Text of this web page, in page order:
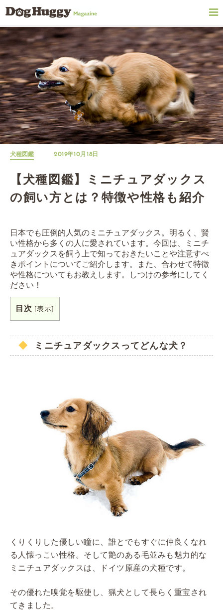
犬種図鑑 2019年10月18日
【犬種図鑑】ミニチュアダックス
の飼い方とは？特徴や性格も紹介
日本でも圧倒的人気のミニチュアダックス。明るく、賢
い性格から多くの人に愛されています。今回は、ミニチ
ュアダックスを飼う上で知っておきたいことや注意すべ
きポイントについてご紹介します。また、合わせて特徴
や性格についてもお教えします。しつけの参考にしてく
ださい！
目次 [表示]
ミニチュアダックスってどんな犬？
くりくりした優しい瞳に、誰とでもすぐに仲良くなれ
る人懐っこい性格。そして艶のある毛並みも魅力的な
ミニチュアダックスは、ドイツ原産の犬種です。
その優れた嗅覚を駆使し、猟犬として長らく重宝され
てきました。